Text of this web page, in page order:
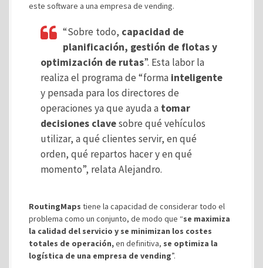
este software a una empresa de vending.
“Sobre todo, capacidad de
planificación, gestión de flotas y
optimización de rutas”. Esta labor la
realiza el programa de “forma inteligente
y pensada para los directores de
operaciones ya que ayuda a tomar
decisiones clavesobre qué vehículos
utilizar, a qué clientes servir, en qué
orden, qué repartos hacer y en qué
momento”, relata Alejandro.
RoutingMaps tiene la capacidad de considerar todo el
problema como un conjunto, de modo que “se maximiza
la calidad del servicio y se minimizan los costes
totales de operación,en definitiva, se optimiza la
logística de una empresa de vending”.